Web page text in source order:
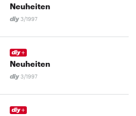
Neuheiten
3/1997
Neuheiten
3/1997